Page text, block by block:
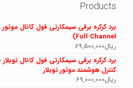
Products
Full Channel)
ریال69,500,000
کنترل هوشمند موتور توبلار
ریال69,000,000